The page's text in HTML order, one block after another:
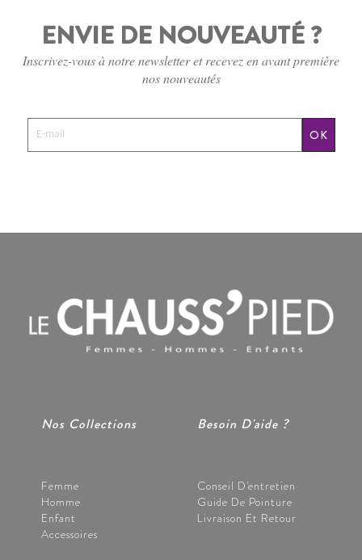
ENVIE DE NOUVEAUTÉ ?
Inscrivez-vous à notre newsletter et recevez en avant première
nos nouveautés
OK
Nos Collections
Femme
Homme
Enfant
Accessoires
Besoin D'aide ?
Conseil D'entretien
Guide De Pointure
Livraison Et Retour